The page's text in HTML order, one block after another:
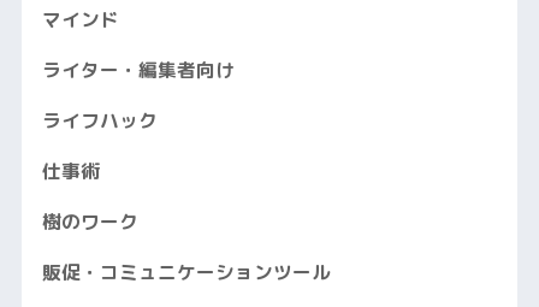
マインド
ライター・編集者向け
ライフハック
仕事術
樹のワーク
販促・コミュニケーションツール